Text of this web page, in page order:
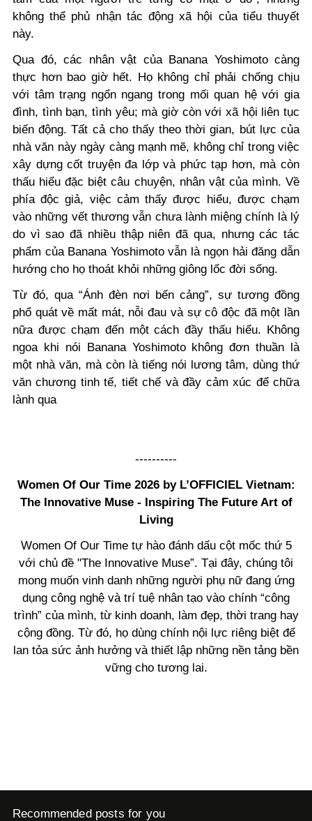
không thể phủ nhận tác động xã hội của tiểu thuyết
này.
Qua đó, các nhân vật của Banana Yoshimoto càng
thực hơn bao giờ hết. Họ không chỉ phải chống chịu
với tâm trạng ngổn ngang trong mối quan hệ với gia
đình, tình bạn, tình yêu; mà giờ còn với xã hội liên tục
biến động. Tất cả cho thấy theo thời gian, bút lực của
nhà văn này ngày càng mạnh mẽ, không chỉ trong việc
xây dựng cốt truyện đa lớp và phức tạp hơn, mà còn
thấu hiểu đặc biệt câu chuyện, nhân vật của mình. Về
phía độc giả, việc cảm thấy được hiểu, được chạm
vào những vết thương vẫn chưa lành miệng chính là lý
do vì sao đã nhiều thập niên đã qua, nhưng các tác
phẩm của Banana Yoshimoto vẫn là ngọn hải đăng dẫn
hướng cho họ thoát khỏi những giông lốc đời sống.
Từ đó, qua “Ánh đèn nơi bến cảng”, sự tương đồng
phổ quát về mất mát, nỗi đau và sự cô độc đã một lần
nữa được chạm đến một cách đầy thấu hiểu. Không
ngoa khi nói Banana Yoshimoto không đơn thuần là
một nhà văn, mà còn là tiếng nói lương tâm, dùng thứ
văn chương tinh tế, tiết chế và đầy cảm xúc để chữa
lành qua
----------
Women Of Our Time 2026 by L’OFFICIEL Vietnam:
The Innovative Muse - Inspiring The Future Art of
Living
Women Of Our Time tự hào đánh dấu cột mốc thứ 5
với chủ đề "The Innovative Muse”. Tại đây, chúng tôi
mong muốn vinh danh những người phụ nữ đang ứng
dụng công nghệ và trí tuệ nhân tạo vào chính “công
trình” của mình, từ kinh doanh, làm đẹp, thời trang hay
cộng đồng. Từ đó, họ dùng chính nội lực riêng biệt để
lan tỏa sức ảnh hưởng và thiết lập những nền tảng bền
vững cho tương lai.
Recommended posts for you